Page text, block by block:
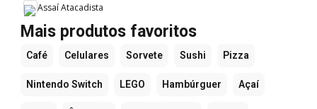
Assaí Atacadista
Mais produtos favoritos
Café Celulares Sorvete Sushi Pizza
Nintendo Switch LEGO Hambúrguer Açaí